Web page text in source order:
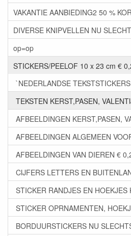
VAKANTIE AANBIEDING2 50 %
DIVERSE KNIPVELLEN NU
op=op
STICKERS/PEELOF 10 x 23 cm €
`NEDERLANDSE
TEKSTEN KERST,PASEN,
AFBEELDINGEN KERST,PASEN,
AFBEELDINGEN ALGEMEEN
AFBEELDINGEN VAN DIEREN €
CIJFERS LETTERS EN
STICKER RANDJES EN HOEKJES
STICKER OPRNAMENTEN,
BORDUURSTICKERS NU